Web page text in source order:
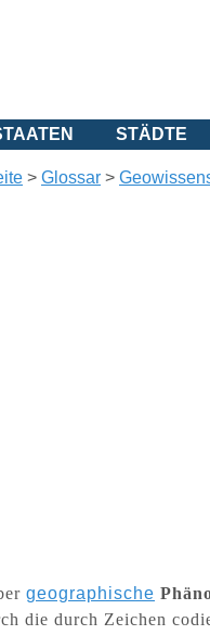
STÄDTE
> Glossar >
geographische
die durch Zeichen